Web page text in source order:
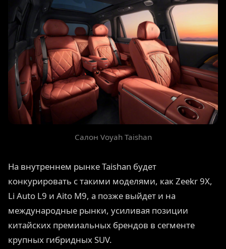
Салон Voyah Taishan
На внутреннем рынке Taishan будет
конкурировать с такими моделями, как Zeekr 9X,
Li Auto L9 и Aito M9, а позже выйдет и на
международные рынки, усиливая позиции
китайских премиальных брендов в сегменте
крупных гибридных SUV.